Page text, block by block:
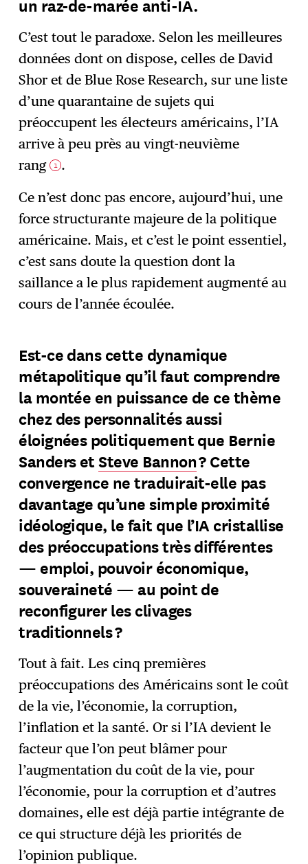
un raz-de-marée anti-IA.
C’est tout le paradoxe. Selon les meilleures
données dont on dispose, celles de David
Shor et de Blue Rose Research, sur une liste
d’une quarantaine de sujets qui
préoccupent les électeurs américains, l’IA
arrive à peu près au vingt-neuvième
rang 1 .
Ce n’est donc pas encore, aujourd’hui, une
force structurante majeure de la politique
américaine. Mais, et c’est le point essentiel,
c’est sans doute la question dont la
saillance a le plus rapidement augmenté au
cours de l’année écoulée.
Est-ce dans cette dynamique
métapolitique qu’il faut comprendre
la montée en puissance de ce thème
chez des personnalités aussi
éloignées politiquement que Bernie
Sanders etSteve Bannon? Cette
convergence ne traduirait-elle pas
davantage qu’une simple proximité
idéologique, le fait que l’IA cristallise
des préoccupations très différentes
— emploi, pouvoir économique,
souveraineté — au point de
reconfigurer les clivages
traditionnels ?
Tout à fait. Les cinq premières
préoccupations des Américains sont le coût
de la vie, l’économie, la corruption,
l’inflation et la santé. Or si l’IA devient le
facteur que l’on peut blâmer pour
l’augmentation du coût de la vie, pour
l’économie, pour la corruption et d’autres
domaines, elle est déjà partie intégrante de
ce qui structure déjà les priorités de
l’opinion publique.